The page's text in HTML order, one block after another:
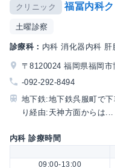
クリニック 福冨内科
土曜診察
診療科： 内科 消化器内科 肝
〒8120024 福岡県福岡市
-092-292-8494
地下鉄:地下鉄呉服町で
り経由:天神方面からは...
内科 診療時間
09:00-13:00